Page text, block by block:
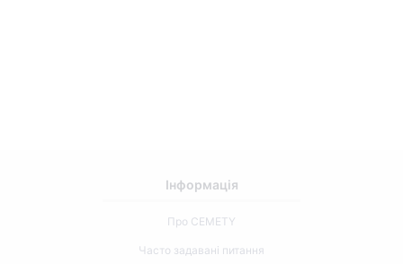
Інформація
Про CEMETY
Часто задавані питання